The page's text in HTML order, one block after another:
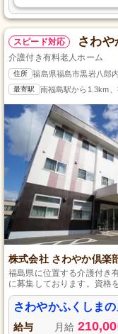
スピード対応 さわや
介護付き有料老人ホーム
住所 福島県福島市黒岩八郎
最寄駅 南福島駅から1.3km
株式会社 さわやか倶楽
福島県に位置する介護付き
に募集しております。資格
修で支えます。個別ケアを
立を促し、笑顔を増やすお
さわやかふくしま
給与 月給